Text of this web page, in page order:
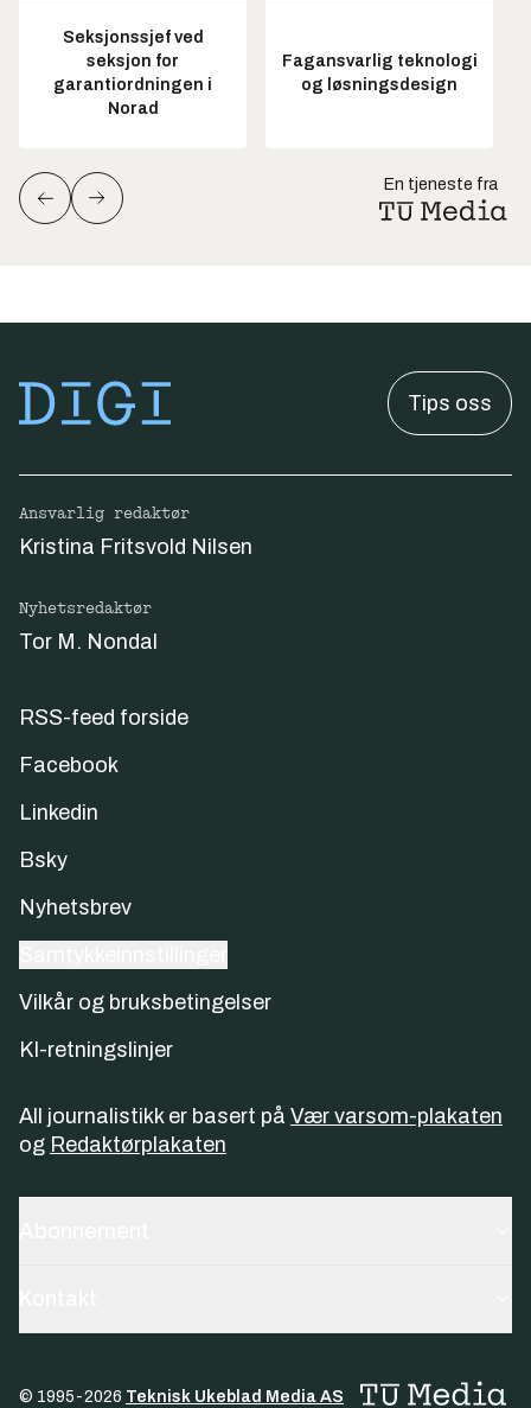
Seksjonssjef ved
seksjon for
garantiordningen i
Norad
Fagansvarlig teknologi
og løsningsdesign
En tjeneste fra
Tips oss
Ansvarlig redaktør
Kristina Fritsvold Nilsen
Nyhetsredaktør
Tor M. Nondal
RSS-feed forside
Facebook
Linkedin
Bsky
Nyhetsbrev
Vilkår og bruksbetingelser
KI-retningslinjer
All journalistikk er basert på Vær varsom-plakaten
og Redaktørplakaten
© 1995-2026 Teknisk Ukeblad Media AS